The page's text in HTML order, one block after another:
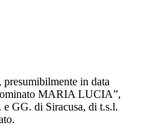
in data
MARIA LUCIA”,
GG. di Siracusa, di t.s.l.